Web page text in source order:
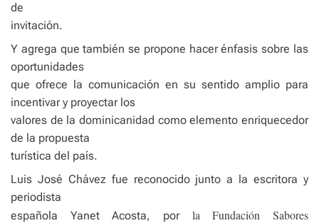
de
invitación.
Y agrega que también se propone hacer énfasis sobre las
oportunidades
que ofrece la comunicación en su sentido amplio para
incentivar y proyectar los
valores de la dominicanidad como elemento enriquecedor
de la propuesta
turística del país.
Luis José Chávez fue reconocido junto a la escritora y
periodista
española Yanet Acosta, por la Fundación Sabores